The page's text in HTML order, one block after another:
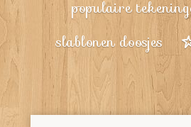
populaire
slablonen doosjes